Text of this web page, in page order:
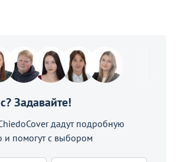
Задавайте!
дадут подробную
и помогут с выбором